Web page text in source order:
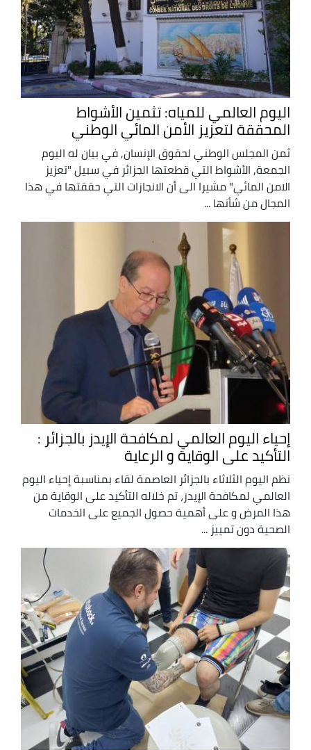
اليوم العالمي للمياه: تثمين الأشواط
المحققة لتعزيز الأمن المائي الوطني
ثمن المجلس الوطني لحقوق الإنسان, في بيان له اليوم
الجمعة, الأشواط التي قطعتها الجزائر في سبيل "تعزيز
الامن المائي" مشيرا الى أن الانجازات التي حققتها في هذا
المجال من شأنها ...
إحياء اليوم العالمي لمكافحة الإيدز بالجزائر :
التأكيد على الوقاية و الرعاية
نظم اليوم الثلاثاء بالجزائر العاصمة لقاء بمناسبة إحياء اليوم
العالمي لمكافحة الإيدز، تم خلاله التأكيد على الوقاية من
هذا المرض و على أهمية حصول الجميع على الخدمات
الصحية دون تمييز ...